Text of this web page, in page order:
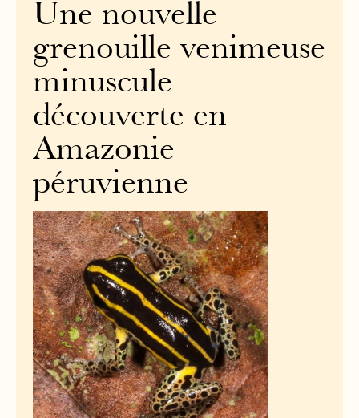
Une nouvelle
grenouille venimeuse
minuscule
découverte en
Amazonie
péruvienne